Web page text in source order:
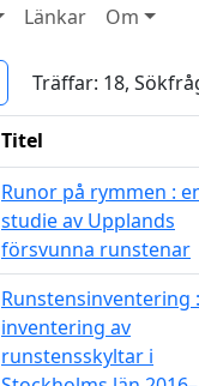
Länkar Om
Träffar: 18,
Titel
Runor på rymmen :
studie av Upplands
försvunna runstenar
Runstensinventering :
inventering av
runstensskyltar i